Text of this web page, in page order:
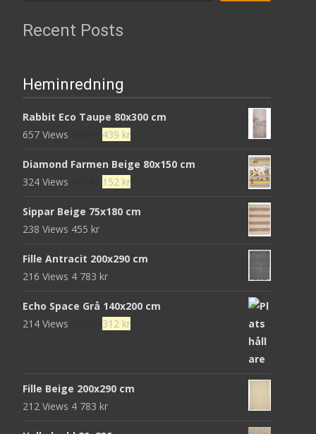
Recent Posts
Heminredning
Rabbit Eco Taupe 80x300 cm
657 Views
Det
priset
var:
439 krDet
priset
är:
Diamond Farmen Beige 80x150 cm
324 Views
Det
priset
152 krDet
priset
Sippar Beige 75x180 cm
238 Views 455 kr
Fille Antracit 200x290 cm
216 Views 4 783 kr
Echo Space Grå 140x200 cm
214 Views
Det
952 kr.
312 krDet
312 kr.
Fille Beige 200x290 cm
212 Views 4 783 kr